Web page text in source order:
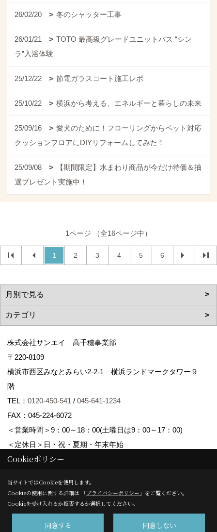
26/02/20 冬のシャッター工事
26/01/21
TOTO 最高級グレードユニットバス “シン
ラ”入浴体験
25/12/22 節電ガラスコート施工レポ
25/10/22 横浜から考える、エネルギーと暮らしの未来
25/09/16
愛犬のために！フローリングからペット対応
クッションフロアにDIYリフォームしてみた！
25/09/08
【期間限定】水まわり商品が今だけ特価＆抽
選プレゼント実施中！
1ページ （全16ページ中）
1 2 3 4 5 6
株式会社サンエイ 高千穂事業部
〒220-8109
横浜市西区みなとみらい2-2-1 横浜ランドマークタワー９
階
TEL： 0120-450-541 / 045-641-1234
FAX：045-224-6072
＜営業時間＞9：00～18：00(土曜日は9：00～17：00)
＜定休日＞日・祝・夏期・年末年始
Copyright (c) Sanei corp. All Rights Reserved.
Produced byゴデスクリエイト
Cookieポリシー
当サイトではCookieを使用します。
Cookieの使用に関する詳細は 「プライバシーポリシー 」をご覧ください。
Cookieを受け入れるか拒否するか選択してください。
同意する 同意しない